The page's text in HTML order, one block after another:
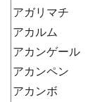
アガリマチ
アカルム
アカンゲール
アカンペン
アカンボ